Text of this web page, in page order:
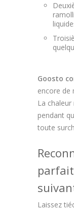
Goosto
encore de
La
pendant
toute
Laissez